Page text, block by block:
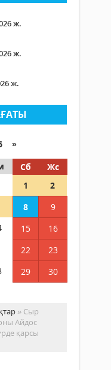
ж.
ж.
ж.
»
Сб
Жс
1
2
8
9
15
16
22
23
29
30
» Сыр
Айдос
қарсы